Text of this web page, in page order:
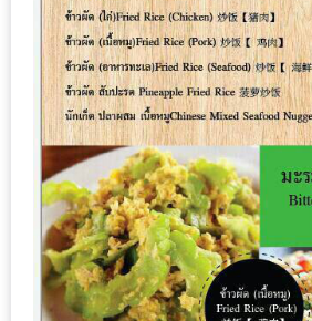
ทาน
เอง?
SHOP
TOP
10
รีวิว
ร้าน
อาหาร
ที่